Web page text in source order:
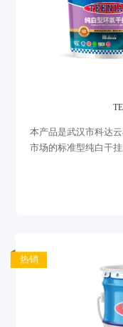
本产品是武汉市科达
市场的标准型纯白干
白色，
热销